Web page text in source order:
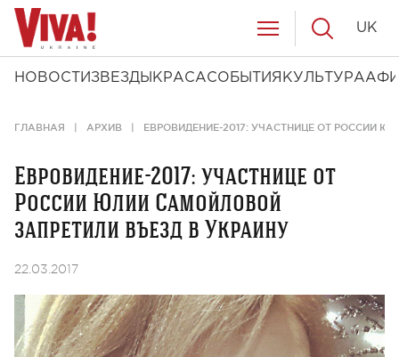
НОВОСТИ ЗВЕЗДЫ КРАСАСОБЫТИЯ КУЛЬТУРА
UK
ГЛАВНАЯ АРХИВ ЕВРОВИДЕНИЕ-2017: УЧАСТНИЦЕ ОТ РОССИИ
Евровидение-2017: участнице от
России Юлии Самойловой
запретили въезд в Украину
22.03.2017